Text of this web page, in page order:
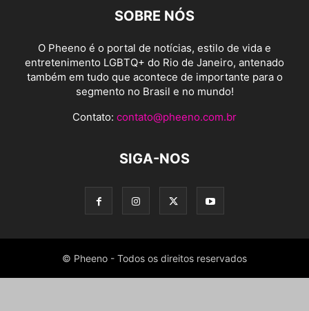
SOBRE NÓS
O Pheeno é o portal de notícias, estilo de vida e
entretenimento LGBTQ+ do Rio de Janeiro, antenado
também em tudo que acontece de importante para o
segmento no Brasil e no mundo!
Contato: contato@pheeno.com.br
SIGA-NOS
© Pheeno - Todos os direitos reservados